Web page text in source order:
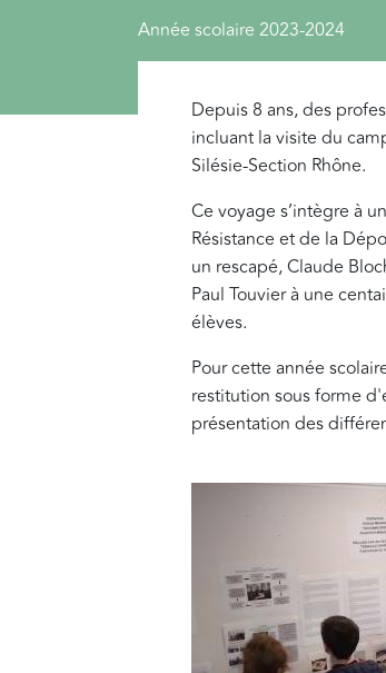
Année scolaire 2023-2024
Depuis 8 ans, des
incluant la visite du
Silésie-Section Rhône.
Ce voyage s’intègre à
Résistance et de la
un rescapé, Claude
Paul Touvier à une
élèves.
Pour cette année
restitution sous forme
présentation des